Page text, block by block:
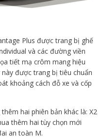
Plus được trang bị ghế
và các đường viền
tiết mạ crôm mang hiệu
được trang bị tiêu chuẩn
khoảng cách đỗ xe và cốp
hai phiên bản khác là: X2
thêm hai tùy chọn mới
an toàn M.